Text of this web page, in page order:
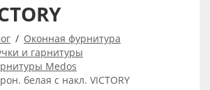
Оконная фурнитура
и гарнитуры
Medos
белая с накл. VICTORY